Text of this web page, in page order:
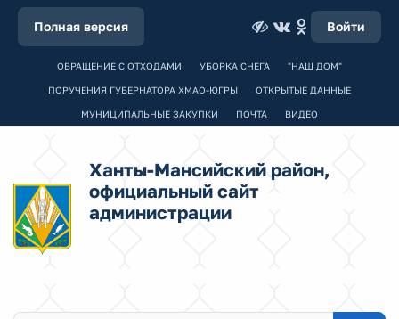
Полная версия Войти
ОБРАЩЕНИЕ С ОТХОДАМИ УБОРКА СНЕГА "НАШ ДОМ"
ПОРУЧЕНИЯ ГУБЕРНАТОРА ХМАО-ЮГРЫ ОТКРЫТЫЕ ДАННЫЕ
МУНИЦИПАЛЬНЫЕ ЗАКУПКИ ПОЧТА ВИДЕО
Ханты-Мансийский район,
официальный сайт
администрации